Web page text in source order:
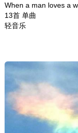
When a man loves a
13首 单曲
轻音乐